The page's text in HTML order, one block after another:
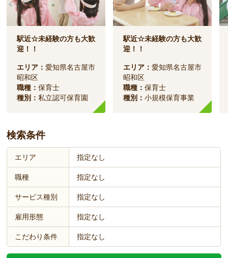
駅近☆未経験の方も大歓
迎！！
エリア：愛知県名古屋市
昭和区
職種：保育士
種別：私立認可保育園
駅近☆未経験の方も大歓
迎！！
エリア：愛知県名古屋市
昭和区
職種：保育士
種別：小規模保育事業
検索条件
エリア 指定なし
職種 指定なし
サービス種別 指定なし
雇用形態 指定なし
こだわり条件 指定なし